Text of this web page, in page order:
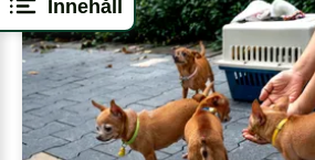
Innehåll